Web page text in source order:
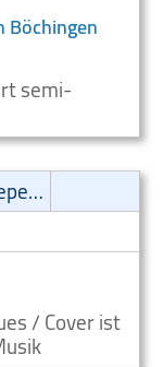
Böchingen
semi-
Independent
/ Cover ist